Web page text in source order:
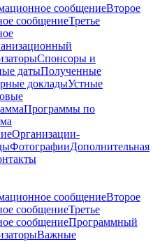
сообщениеВторое
сообщениеТретье
Спонсоры и
датыПолученные
докладыУстные
Программы по
Организации-
ФотографииДополнительная
сообщениеВторое
сообщениеТретье
сообщениеПрограммный
Важные